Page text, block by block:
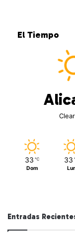
El Tiempo
33 ℃
Dom
33
Entradas